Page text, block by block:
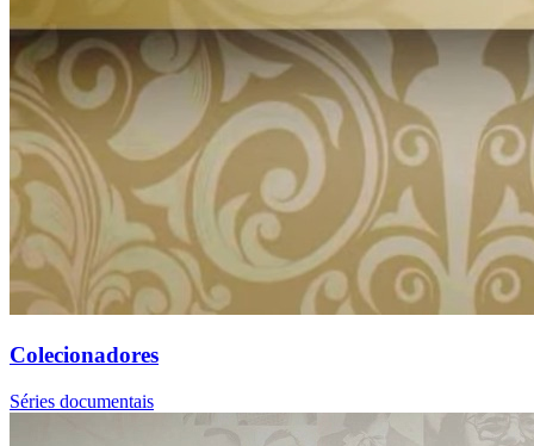
Colecionadores
Séries documentais